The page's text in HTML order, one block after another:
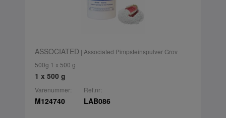
ASSOCIATED | Associated Pimpsteinspulver Grov
500g 1 x 500 g
1 x 500 g
Varenummer:
M124740
Ref.nr:
LAB086